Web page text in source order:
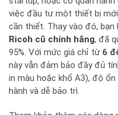
việc đầu tư một thiết bị mới
cần thiết. Thay vào đó,
Ricoh cũ chính hãng, đã
95%. Với mức giá chỉ từ 6
này vẫn đảm bảo đầy đủ
in màu hoặc khổ A3), độ
hành và dễ bảo trì.